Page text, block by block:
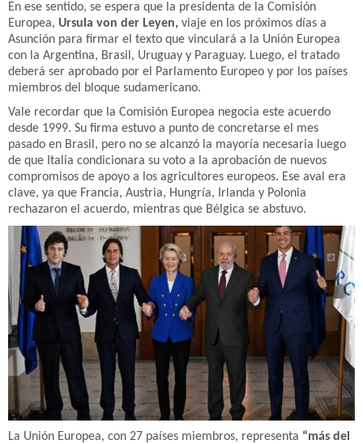
En ese sentido, se espera que la presidenta de la Comisión
Europea, Ursula von der Leyen, viaje en los próximos días a
Asunción para firmar el texto que vinculará a la Unión Europea
con la Argentina, Brasil, Uruguay y Paraguay. Luego, el tratado
deberá ser aprobado por el Parlamento Europeo y por los países
miembros del bloque sudamericano.
Vale recordar que la Comisión Europea negocia este acuerdo
desde 1999. Su firma estuvo a punto de concretarse el mes
pasado en Brasil, pero no se alcanzó la mayoría necesaria luego
de que Italia condicionara su voto a la aprobación de nuevos
compromisos de apoyo a los agricultores europeos. Ese aval era
clave, ya que Francia, Austria, Hungría, Irlanda y Polonia
rechazaron el acuerdo, mientras que Bélgica se abstuvo.
La Unión Europea, con 27 países miembros, representa “más del